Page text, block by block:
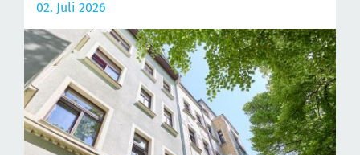
02. Juli 2026